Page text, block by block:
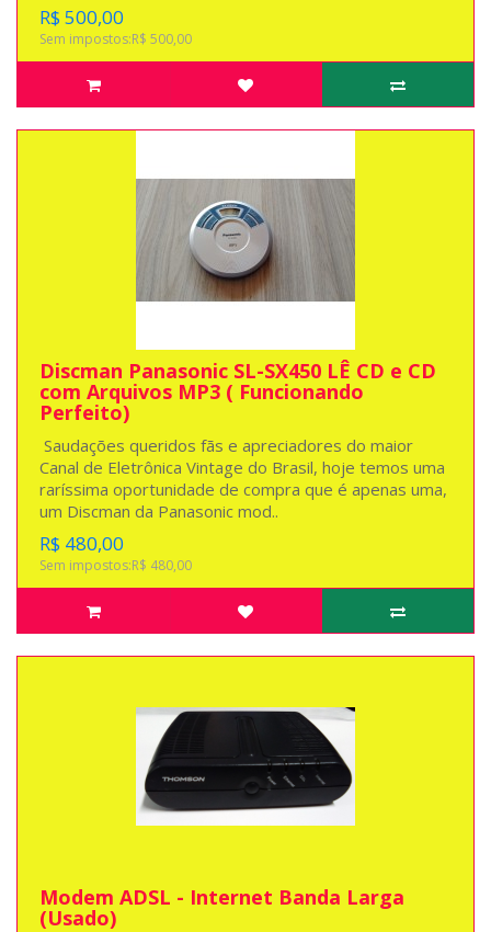
R$ 500,00
Sem impostos:R$ 500,00
Discman Panasonic SL-SX450 LÊ CD e CD
com Arquivos MP3 ( Funcionando
Perfeito)
Saudações queridos fãs e apreciadores do maior
Canal de Eletrônica Vintage do Brasil, hoje temos uma
raríssima oportunidade de compra que é apenas uma,
um Discman da Panasonic mod..
R$ 480,00
Sem impostos:R$ 480,00
Modem ADSL - Internet Banda Larga
(Usado)